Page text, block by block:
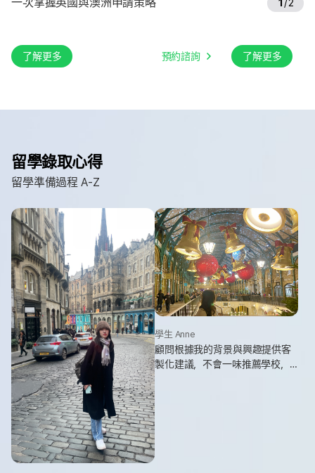
1 /2
英國
了解更多 預約諮詢 澳洲
了解更多
留學錄取心得
留學準備過程 A-Z
學生 Anne
顧問根據我的背景與興趣提供客
製化建議，不會一味推薦學校，